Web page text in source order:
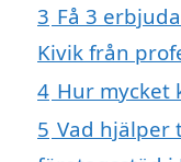
3 Få 3
Kivik från
4 Hur mycket
5 Vad hjälper